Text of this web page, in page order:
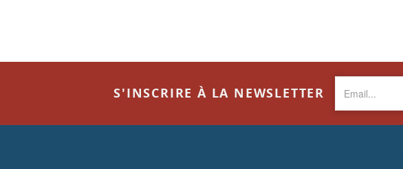
S'INSCRIRE À LA NEWSLETTER